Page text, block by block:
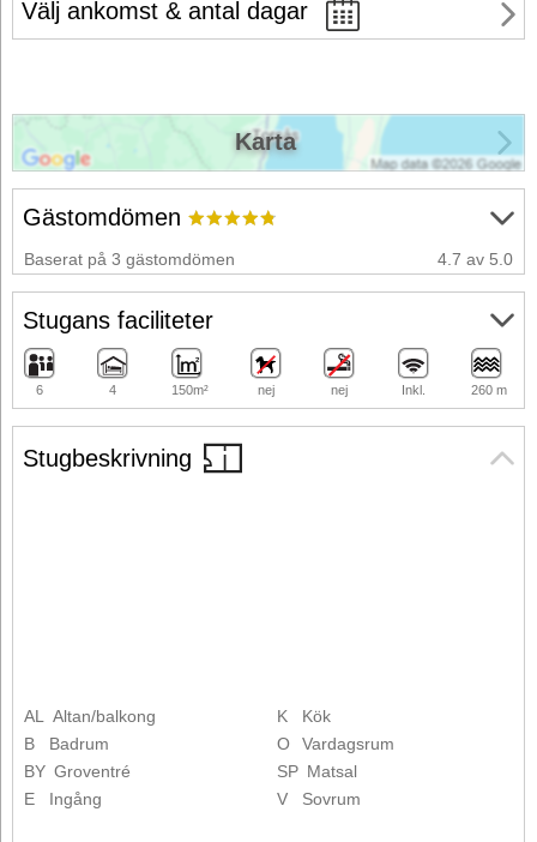
Välj ankomst & antal dagar
Stugbeskrivning
AL
Altan/balkong
B
Badrum
BY Groventré
E
Ingång
K
Kök
O
Vardagsrum
SP Matsal
V
Sovrum
Gästomdömen
Baserat på 3 gästomdömen 4.7 av 5.0
Stugans faciliteter
6 4 150m² nej nej Inkl. 260 m
Karta